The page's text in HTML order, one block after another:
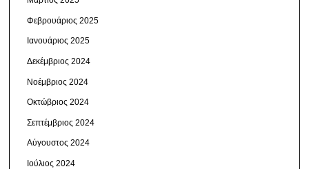
Φεβρουάριος 2025
Ιανουάριος 2025
Δεκέμβριος 2024
Νοέμβριος 2024
Οκτώβριος 2024
Σεπτέμβριος 2024
Αύγουστος 2024
Ιούλιος 2024